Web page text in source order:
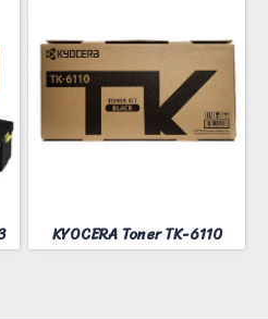
KYOCERA Toner TK-6110